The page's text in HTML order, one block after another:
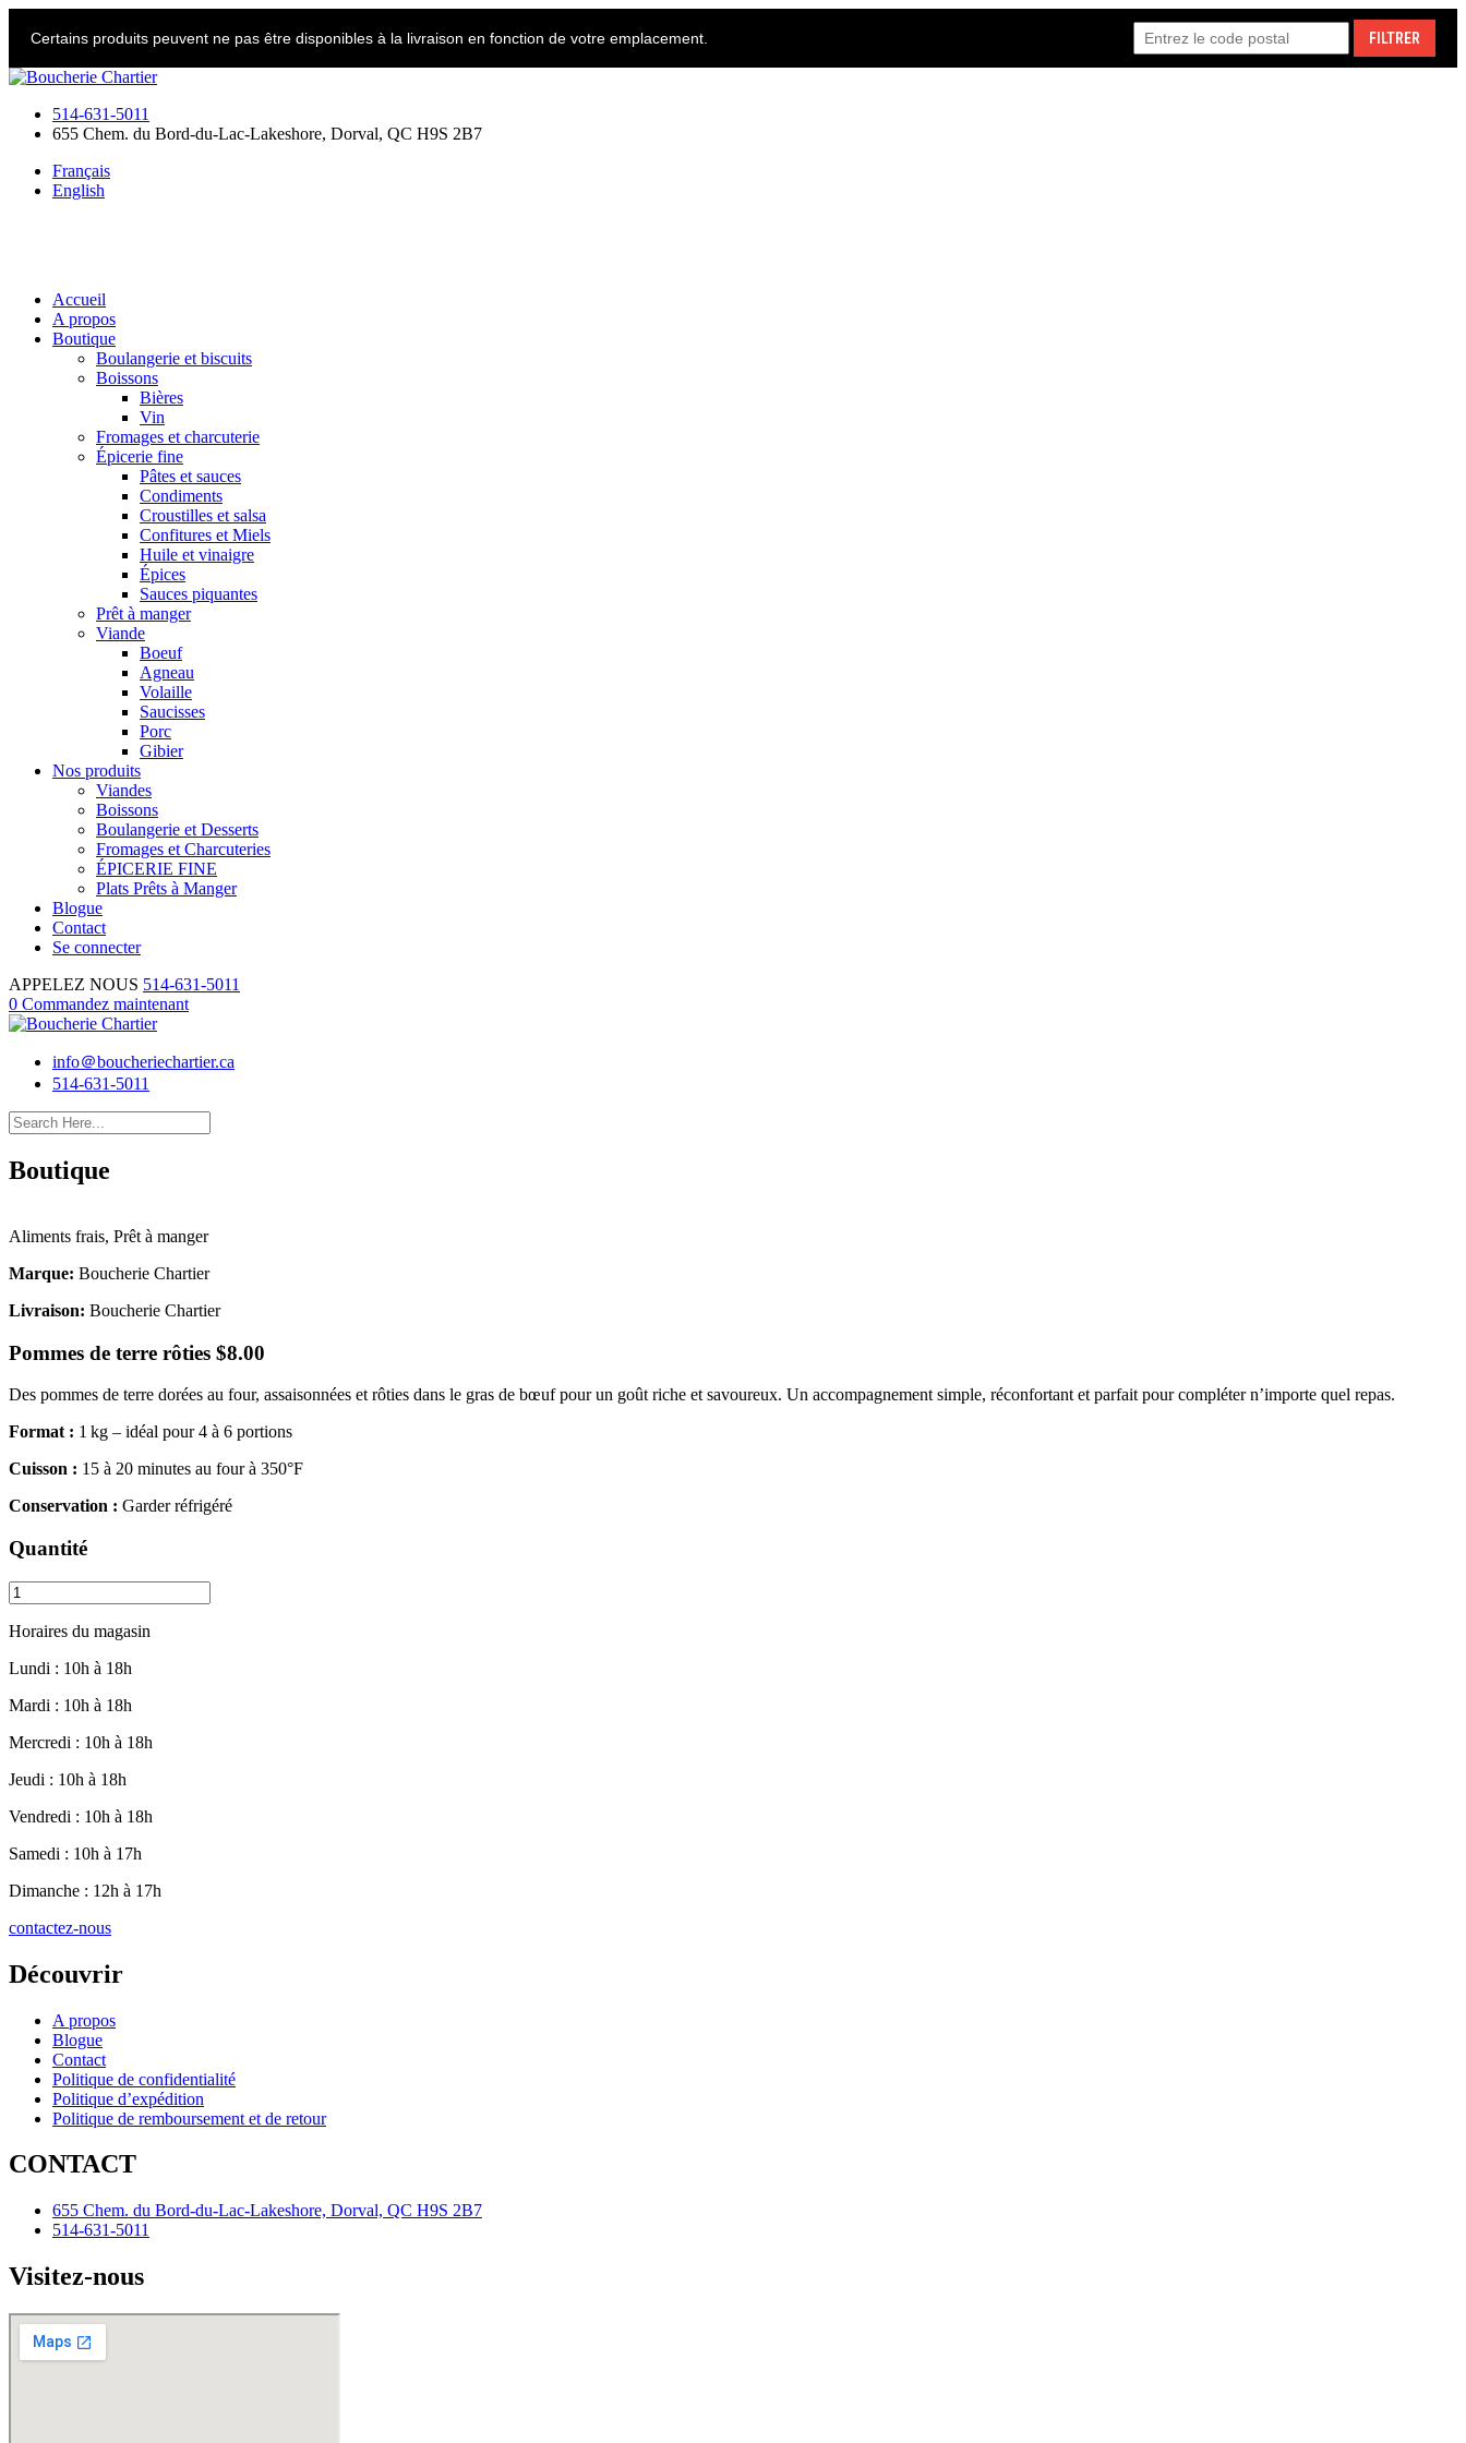
Certains produits peuvent ne pas être disponibles à la livraison en fonction de votre emplacement. FILTRER
514-631-5011
655 Chem. du Bord-du-Lac-Lakeshore, Dorval, QC H9S 2B7
Français
English
Accueil
A propos
Boutique
Boulangerie et biscuits
Boissons
Bières
Vin
Fromages et charcuterie
Épicerie fine
Pâtes et sauces
Condiments
Croustilles et salsa
Confitures et Miels
Huile et vinaigre
Épices
Sauces piquantes
Prêt à manger
Viande
Boeuf
Agneau
Volaille
Saucisses
Porc
Gibier
Nos produits
Viandes
Boissons
Boulangerie et Desserts
Fromages et Charcuteries
ÉPICERIE FINE
Plats Prêts à Manger
Blogue
Contact
Se connecter
APPELEZ NOUS 514-631-5011
0 Commandez maintenant
info＠boucheriechartier.ca
514-631-5011
Boutique
Aliments frais, Prêt à manger
Marque: Boucherie Chartier
Livraison: Boucherie Chartier
Pommes de terre rôties $8.00
Des pommes de terre dorées au four, assaisonnées et rôties dans le gras de bœuf pour un goût riche et savoureux. Un accompagnement simple, réconfortant et parfait pour compléter n’importe quel repas.
Format : 1 kg – idéal pour 4 à 6 portions
Cuisson : 15 à 20 minutes au four à 350°F
Conservation : Garder réfrigéré
Quantité
Pommes
de
terre
quantity
Horaires du magasin
Lundi : 10h à 18h
Mardi : 10h à 18h
Mercredi : 10h à 18h
Jeudi : 10h à 18h
Vendredi : 10h à 18h
Samedi : 10h à 17h
Dimanche : 12h à 17h
contactez-nous
Découvrir
A propos
Blogue
Contact
Politique de confidentialité
Politique d’expédition
Politique de remboursement et de retour
CONTACT
655 Chem. du Bord-du-Lac-Lakeshore, Dorval, QC H9S 2B7
514-631-5011
Visitez-nous